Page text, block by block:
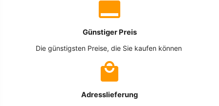
Günstiger Preis
Die günstigsten Preise, die Sie kaufen können
Adresslieferung